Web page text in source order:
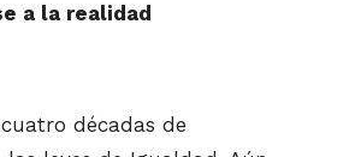
a la realidad
décadas de